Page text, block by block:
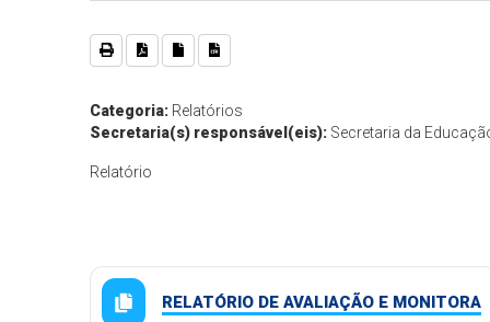
Categoria: Relatórios
Secretaria(s) responsável(eis): Secretaria da
Relatório
RELATÓRIO DE AVALIAÇÃO E MONITORA